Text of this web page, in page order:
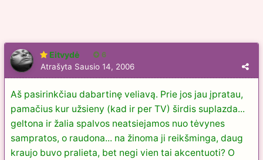
Eitvydė 6
Atrašyta Sausio 14, 2006
Aš pasirinkčiau dabartinę veliavą. Prie jos jau įpratau,
pamačius kur užsieny (kad ir per TV) širdis suplazda...
geltona ir žalia spalvos neatsiejamos nuo tėvynes
sampratos, o raudona... na žinoma ji reikšminga, daug
kraujo buvo pralieta, bet negi vien tai akcentuoti? O